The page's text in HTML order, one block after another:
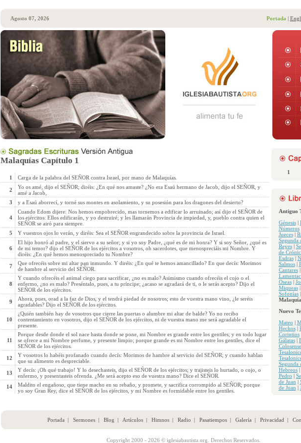
Agosto 07, 2026 Portada |
1
Antiguo
Génesis|
Números
Jueces|
Segunda
Reyes|
de
Esdras|
Salmos|
Cantares|
Oseas|
Miqueas|
Sofonías|
Nuevo
Mateo |
Hechos|
Corintios
Gálatas|
Segunda
Hebreos|
Pedro |
de Juan |
de Juan |
Malaquías Capítulo 1
1 Carga de la palabra del SEÑOR contra Israel, por mano de Malaquías.
2
Yo os amé, dijo el SEÑOR; diréis: ¿En qué nos amaste? ¿No era Esaú hermano de Jacob, dijo el SEÑOR, y
amé a Jacob,
3
y a Esaú aborrecí, y torné sus montes en asolamiento, y su posesión para los dragones del desierto?
4
Cuando Edom dijere: Nos hemos empobrecido, mas tornemos a edificar lo arruinado; así dijo el SEÑOR de
los ejércitos: Ellos edificarán, y yo destruiré; y les llamarán Provincia de impiedad, y, pueblo contra quien el
SEÑOR se airó para siempre.
5
Y vuestros ojos lo verán, y diréis: Sea el SEÑOR engrandecido sobre la provincia de Israel.
6
El hijo honró al padre, y el siervo a su señor; y si yo soy Padre, ¿qué es de mi honra? Y si soy Señor, ¿qué es
de mi temor? dijo el SEÑOR de los ejércitos a vosotros, oh sacerdotes, que menospreciáis mi Nombre. Y
diréis: ¿En qué hemos menospreciado tu Nombre?
7
Que ofrecéis sobre mi altar pan inmundo. Y diréis: ¿En qué te hemos amancillado? En que decís: Morimos
de hambre al servicio del SEÑOR.
8
Y cuando ofrecéis el animal ciego para sacrificar, ¿no es malo? Asimismo cuando ofrecéis el cojo o el
enfermo, ¿no es malo? Preséntalo, pues, a tu príncipe; ¿acaso se agradará de ti, o le serás acepto? Dijo el
SEÑOR de los ejércitos.
9
Ahora, pues, orad a la faz de Dios, y el tendrá piedad de nosotros; esto de vuestra mano vino, ¿le seréis
agradables? Dijo el SEÑOR de los ejércitos.
10
¿Quién también hay de vosotros que cierre las puertas o alumbre mi altar de balde? Yo no recibo
contentamiento en vosotros, dijo el SEÑOR de los ejércitos, ni de vuestra mano me será agradable el
presente.
11
Porque desde donde el sol nace hasta donde se pone, mi Nombre es grande entre los gentiles; y en todo lugar
se ofrece a mi Nombre perfume, y presente limpio; porque grande es mi Nombre entre los gentiles, dice el
SEÑOR de los ejércitos.
12
Y vosotros lo habéis profanado cuando decís: Morimos de hambre al servicio del SEÑOR; y cuando hablan
que su alimento es despreciable.
13
Y decís: ¡Oh qué trabajo! Y lo desechasteis, dijo el SEÑOR de los ejércitos; y trajisteis lo hurtado, o cojo, o
enfermo, y presentasteis ofrenda. ¿Me será acepto eso de vuestra mano? Dice el SEÑOR.
14
Maldito el engañoso, que tiene macho en su rebaño, y promete, y sacrifica corrompido al SEÑOR; porque
yo soy Gran Rey, dice el SEÑOR de los ejércitos, y mi Nombre es formidable entre los gentiles.
Portada | Sermones| Blog | Artículos| Himnos| Radio | Pasatiempos| Galería | Privacidad |
Copyright 2000 - 2026 © iglesiabautista.org. Derechos Reservados.